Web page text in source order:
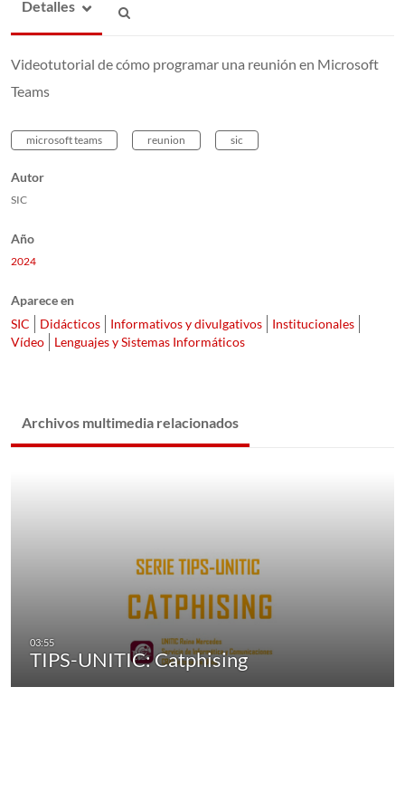
Detalles
Videotutorial de cómo programar una reunión en Microsoft
Teams
microsoft teams reunion sic
Autor
SIC
Año
2024
Aparece en
SIC
Didácticos Informativos y divulgativos
Institucionales
Vídeo
Lenguajes y Sistemas Informáticos
Archivos multimedia relacionados
TIPS-UNITIC: Catphising